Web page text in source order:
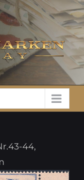
44,